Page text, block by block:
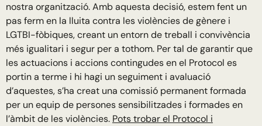
nostra organització. Amb aquesta decisió, estem fent un
pas ferm en la lluita contra les violències de gènere i
LGTBI-fòbiques, creant un entorn de treball i convivència
més igualitari i segur per a tothom. Per tal de garantir que
les actuacions i accions contingudes en el Protocol es
portin a terme i hi hagi un seguiment i avaluació
d’aquestes, s’ha creat una comissió permanent formada
per un equip de persones sensibilitzades i formades en
l’àmbit de les violències. Pots trobar el Protocol i